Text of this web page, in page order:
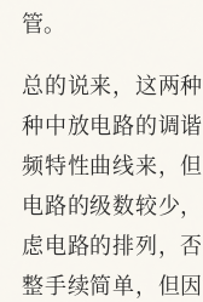
管。
总的说来，这两
种中放电路的调
频特性曲线来，
电路的级数较少
虑电路的排列，
整手续简单，但